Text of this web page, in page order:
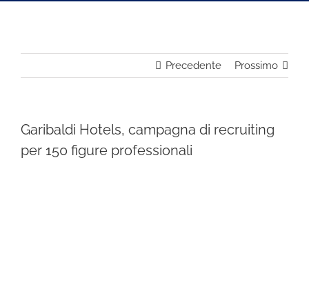
Precedente Prossimo
Garibaldi Hotels, campagna di recruiting
per 150 figure professionali